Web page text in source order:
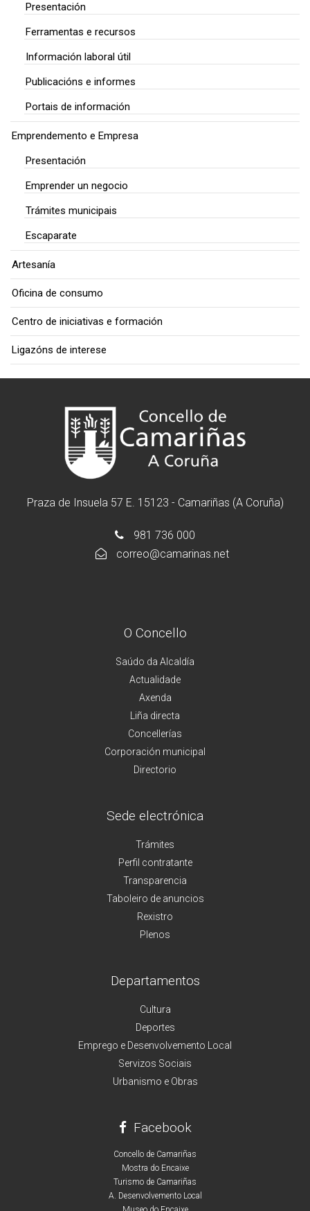
Presentación
Ferramentas e recursos
Información laboral útil
Publicacións e informes
Portais de información
Emprendemento e Empresa
Presentación
Emprender un negocio
Trámites municipais
Escaparate
Artesanía
Oficina de consumo
Centro de iniciativas e formación
Ligazóns de interese
Praza de Insuela 57 E. 15123 - Camariñas (A Coruña)
981 736 000
correo@camarinas.net
O Concello
Saúdo da Alcaldía
Actualidade
Axenda
Liña directa
Concellerías
Corporación municipal
Directorio
Sede electrónica
Trámites
Perfil contratante
Transparencia
Taboleiro de anuncios
Rexistro
Plenos
Departamentos
Cultura
Deportes
Emprego e Desenvolvemento Local
Servizos Sociais
Urbanismo e Obras
Facebook
Concello de Camariñas
Mostra do Encaixe
Turismo de Camariñas
A. Desenvolvemento Local